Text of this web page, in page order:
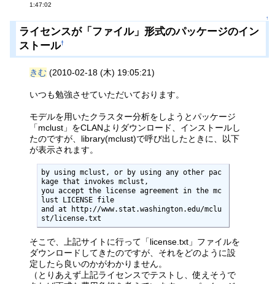
1:47:02
↑
ライセンスが「ファイル」形式のパッケージのイン
ストール†
きむ (2010-02-18 (木) 19:05:21)
いつも勉強させていただいております。
モデルを用いたクラスター分析をしようとパッケージ
「mclust」をCLANよりダウンロード、インストールし
たのですが、library(mclust)で呼び出したときに、以下
が表示されます。
by using mclust, or by using any other pac
kage that invokes mclust,
you accept the license agreement in the mc
lust LICENSE file
and at http://www.stat.washington.edu/mclu
st/license.txt
そこで、上記サイトに行って「license.txt」ファイルを
ダウンロードしてきたのですが、それをどのように設
定したら良いのかがわかりません。
（とりあえず上記ライセンスでテストし、使えそうで